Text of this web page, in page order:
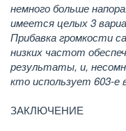
немного больше
имеется целых 3
Прибавка громкости
низких частот
результаты, и,
кто использует 603-
ЗАКЛЮЧЕНИЕ